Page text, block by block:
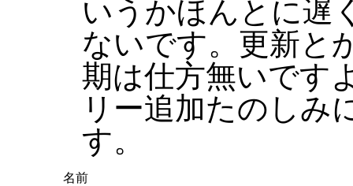
いうかほんとに遅
ないです。更新と
期は仕方無いで
リー追加たのしみ
す。
名前